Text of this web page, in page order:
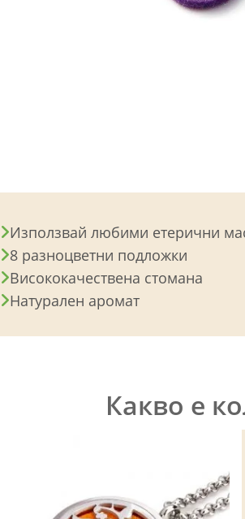
Използвай любими етерични
8 разноцветни подложки
Висококачествена стомана
Натурален аромат
Какво е